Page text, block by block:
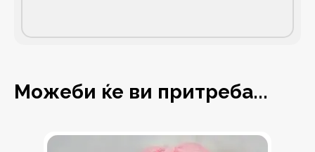
Можеби ќе ви притреба...